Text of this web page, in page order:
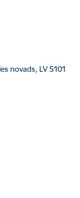
novads, LV 5101